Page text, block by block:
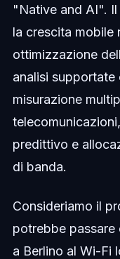
"Native and AI".
la crescita mobile
ottimizzazione
analisi
misurazione
predittivo e
di banda.
Consideriamo il
potrebbe passare
a Berlino al Wi-Fi